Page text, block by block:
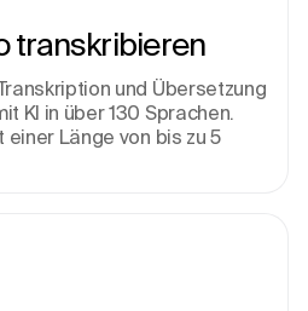
transkribieren
und Übersetzung
KI in über 130 Sprachen.
Länge von bis zu 5